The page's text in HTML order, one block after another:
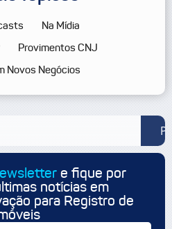
Na Mídia
Provimentos CNJ
Novos Negócios
e fique por
notícias em
para Registro de